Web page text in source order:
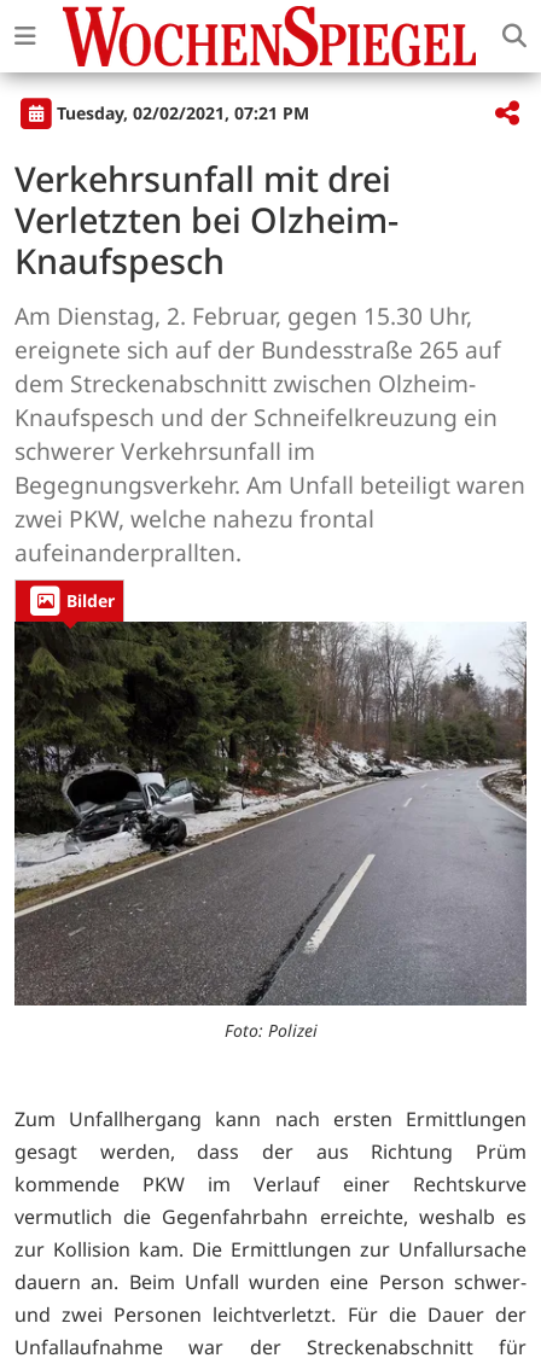
Tuesday, 02/02/2021, 07:21 PM
Verkehrsunfall mit drei
Verletzten bei Olzheim-
Knaufspesch
Am Dienstag, 2. Februar, gegen 15.30 Uhr,
ereignete sich auf der Bundesstraße 265 auf
dem Streckenabschnitt zwischen Olzheim-
Knaufspesch und der Schneifelkreuzung ein
schwerer Verkehrsunfall im
Begegnungsverkehr. Am Unfall beteiligt waren
zwei PKW, welche nahezu frontal
aufeinanderprallten.
Bilder
Foto: Polizei
Zum Unfallhergang kann nach ersten Ermittlungen
gesagt werden, dass der aus Richtung Prüm
kommende PKW im Verlauf einer Rechtskurve
vermutlich die Gegenfahrbahn erreichte, weshalb es
zur Kollision kam. Die Ermittlungen zur Unfallursache
dauern an. Beim Unfall wurden eine Person schwer-
und zwei Personen leichtverletzt. Für die Dauer der
Unfallaufnahme war der Streckenabschnitt für